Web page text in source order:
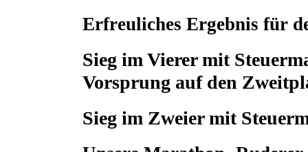
Erfreuliches Ergebnis für
Sieg im Vierer mit
Vorsprung auf den
Sieg im Zweier mit